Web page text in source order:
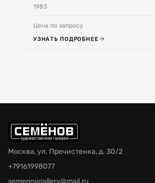
1983
Цена по запросу
УЗНАТЬ ПОДРОБНЕЕ
Москва, ул. Пречистенка, д. 30/2
+79161998077
semenovgallery@mail.ru